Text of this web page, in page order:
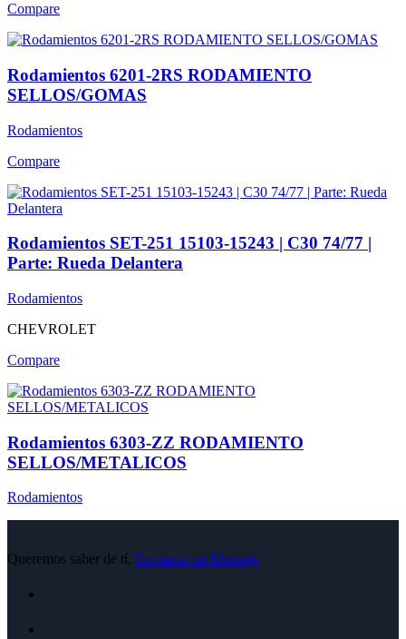
Compare
Rodamientos 6201-2RS RODAMIENTO
SELLOS/GOMAS
Rodamientos
Compare
Rodamientos SET-251 15103-15243 | C30 74/77 |
Parte: Rueda Delantera
Rodamientos
CHEVROLET
Compare
Rodamientos 6303-ZZ RODAMIENTO
SELLOS/METALICOS
Rodamientos
Queremos saber de tí, Envíanos un Mensaje